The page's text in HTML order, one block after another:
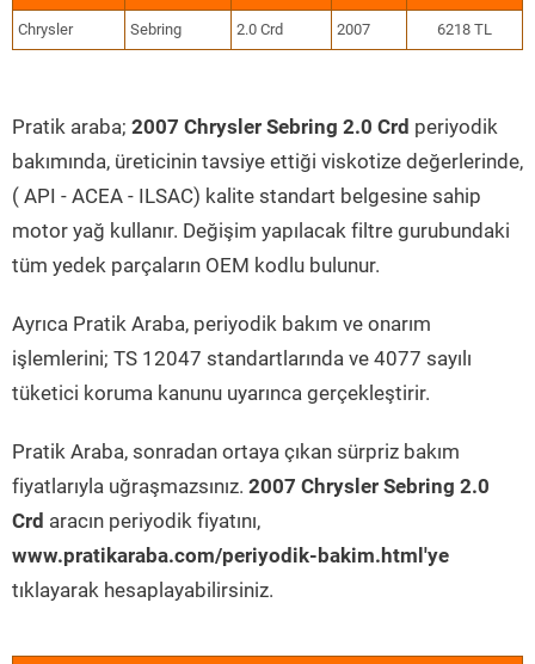
Chrysler Sebring 2.0 Crd 2007 6218 TL
Pratik araba; 2007 Chrysler Sebring 2.0 Crd periyodik
bakımında, üreticinin tavsiye ettiği viskotize değerlerinde,
( API - ACEA - ILSAC) kalite standart belgesine sahip
motor yağ kullanır. Değişim yapılacak filtre gurubundaki
tüm yedek parçaların OEM kodlu bulunur.
Ayrıca Pratik Araba, periyodik bakım ve onarım
işlemlerini; TS 12047 standartlarında ve 4077 sayılı
tüketici koruma kanunu uyarınca gerçekleştirir.
Pratik Araba, sonradan ortaya çıkan sürpriz bakım
fiyatlarıyla uğraşmazsınız. 2007 Chrysler Sebring 2.0
Crd aracın periyodik fiyatını,
www.pratikaraba.com/periyodik-bakim.html'ye
tıklayarak hesaplayabilirsiniz.